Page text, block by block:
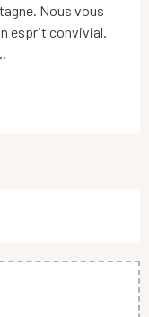
Nous vous
esprit convivial.